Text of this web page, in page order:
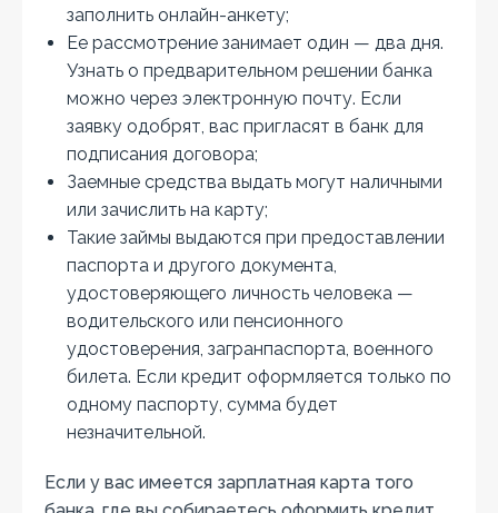
заполнить онлайн-анкету;
Ее рассмотрение занимает один — два дня.
Узнать о предварительном решении банка
можно через электронную почту. Если
заявку одобрят, вас пригласят в банк для
подписания договора;
Заемные средства выдать могут наличными
или зачислить на карту;
Такие займы выдаются при предоставлении
паспорта и другого документа,
удостоверяющего личность человека —
водительского или пенсионного
удостоверения, загранпаспорта, военного
билета. Если кредит оформляется только по
одному паспорту, сумма будет
незначительной.
Если у вас имеется зарплатная карта того